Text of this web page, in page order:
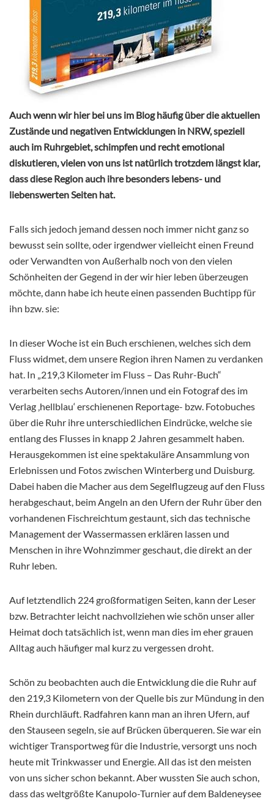
Auch wenn wir hier bei uns im Blog häufig über die aktuellen
Zustände und negativen Entwicklungen in NRW, speziell
auch im Ruhrgebiet, schimpfen und recht emotional
diskutieren, vielen von uns ist natürlich trotzdem längst klar,
dass diese Region auch ihre besonders lebens- und
liebenswerten Seiten hat.
Falls sich jedoch jemand dessen noch immer nicht ganz so
bewusst sein sollte, oder irgendwer vielleicht einen Freund
oder Verwandten von Außerhalb noch von den vielen
Schönheiten der Gegend in der wir hier leben überzeugen
möchte, dann habe ich heute einen passenden Buchtipp für
ihn bzw. sie:
In dieser Woche ist ein Buch erschienen, welches sich dem
Fluss widmet, dem unsere Region ihren Namen zu verdanken
hat. In „219,3 Kilometer im Fluss – Das Ruhr-Buch“
verarbeiten sechs Autoren/innen und ein Fotograf des im
Verlag ‚hellblau‘ erschienenen Reportage- bzw. Fotobuches
über die Ruhr ihre unterschiedlichen Eindrücke, welche sie
entlang des Flusses in knapp 2 Jahren gesammelt haben.
Herausgekommen ist eine spektakuläre Ansammlung von
Erlebnissen und Fotos zwischen Winterberg und Duisburg.
Dabei haben die Macher aus dem Segelflugzeug auf den Fluss
herabgeschaut, beim Angeln an den Ufern der Ruhr über den
vorhandenen Fischreichtum gestaunt, sich das technische
Management der Wassermassen erklären lassen und
Menschen in ihre Wohnzimmer geschaut, die direkt an der
Ruhr leben.
Auf letztendlich 224 großformatigen Seiten, kann der Leser
bzw. Betrachter leicht nachvollziehen wie schön unser aller
Heimat doch tatsächlich ist, wenn man dies im eher grauen
Alltag auch häufiger mal kurz zu vergessen droht.
Schön zu beobachten auch die Entwicklung die die Ruhr auf
den 219,3 Kilometern von der Quelle bis zur Mündung in den
Rhein durchläuft. Radfahren kann man an ihren Ufern, auf
den Stauseen segeln, sie auf Brücken überqueren. Sie war ein
wichtiger Transportweg für die Industrie, versorgt uns noch
heute mit Trinkwasser und Energie. All das ist den meisten
von uns sicher schon bekannt. Aber wussten Sie auch schon,
dass das weltgrößte Kanupolo-Turnier auf dem Baldeneysee